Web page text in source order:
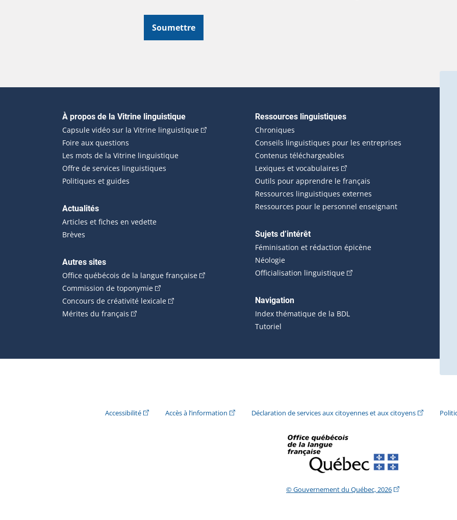
Soumettre
Navigation principale
À propos de la Vitrine linguistique
Capsule vidéo sur la Vitrine linguistique(Cet hyperlien externe s'ouvrira dans une nouvelle fenêtre.)
Foire aux questions
Les mots de la Vitrine linguistique
Offre de services linguistiques
Politiques et guides
Actualités
Articles et fiches en vedette
Brèves
Autres sites
Office québécois de la langue française(Cet hyperlien externe s'ouvrira dans une nouvelle fenêtre.)
Commission de toponymie(Cet hyperlien externe s'ouvrira dans une nouvelle fenêtre.)
Concours de créativité lexicale(Cet hyperlien externe s'ouvrira dans une nouvelle fenêtre.)
Mérites du français (Cet hyperlien externe s'ouvrira dans une nouvelle fenêtre.)
Ressources linguistiques
Chroniques
Conseils linguistiques pour les entreprises
Contenus téléchargeables
Lexiques et vocabulaires (Cet hyperlien externe s'ouvrira
Outils pour apprendre le français
Ressources linguistiques externes
Ressources pour le personnel enseignant
Sujets d’intérêt
Féminisation et rédaction épicène
Néologie
Officialisation linguistique(Cet hyperlien externe s'ouvrira
Navigation
Index thématique de la BDL
Tutoriel
Accessibilité(Cet hyperlien externe s'ouvrira dans une nouvelle fenêtre.)
Accès à l’information (Cet hyperlien externe s'ouvrira dans une nouvelle fenêtre.)
Déclaration de services aux citoyennes et aux citoyens(Cet
© Gouvernement du Québec, 2026(Cet hyperlien